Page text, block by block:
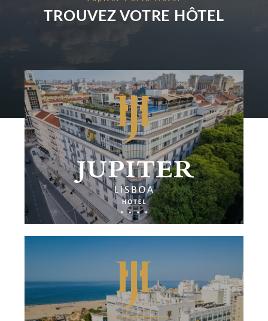
TROUVEZ VOTRE HÔTEL
RÉSERVER